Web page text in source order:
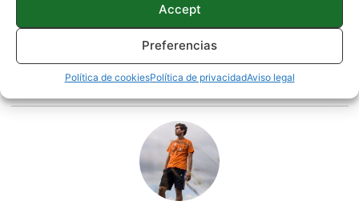
Accept
Preferencias
Política de cookiesPolítica de privacidadAviso legal
Sobre este autor